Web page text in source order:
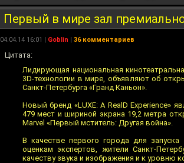
Первый в мире зал
04.04.14 16:01 | Goblin | 36 комментариев
Цитата:
Лидирующая национальная
3D-технологии в мире, объявляют об
Санкт-Петербурга «Гранд Каньон».
Новый бренд «LUXE: A RealD Experience»
479 мест и шириной экрана 19,2 метра
Marvel «Первый мститель: Другая война».
В качестве первого города для запуска
оценкам экспертов, жители Санкт-
качеству звука и изображения и к уровню